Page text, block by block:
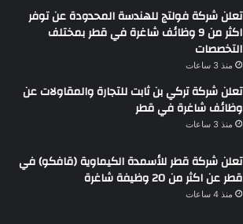
تعلن شركة فولتج للهندسة المحدودة عن توفر
اكثر من 9 وظائف شاغرة في قطر بمختلف
التخصصات
منذ 3 ساعات
تعلن شركة تركي بن ​​ثابت للتجارة والمقاولات عن
وظائف شاغرة في قطر
منذ 3 ساعات
تعلن شركة قطر للأسمدة الكيماوية (قافكو) في
قطر عن اكثر من 20 وظيفة شاغرة
منذ 4 ساعات